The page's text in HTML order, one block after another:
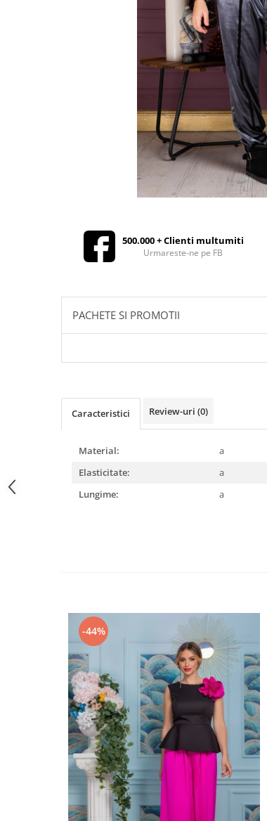
500.000 + Clienti multumiti
Urmareste-ne pe FB
PACHETE SI PROMOTII
Caracteristici Review-uri (0)
Material:
a
Elasticitate:
a
Lungime:
a
-44%